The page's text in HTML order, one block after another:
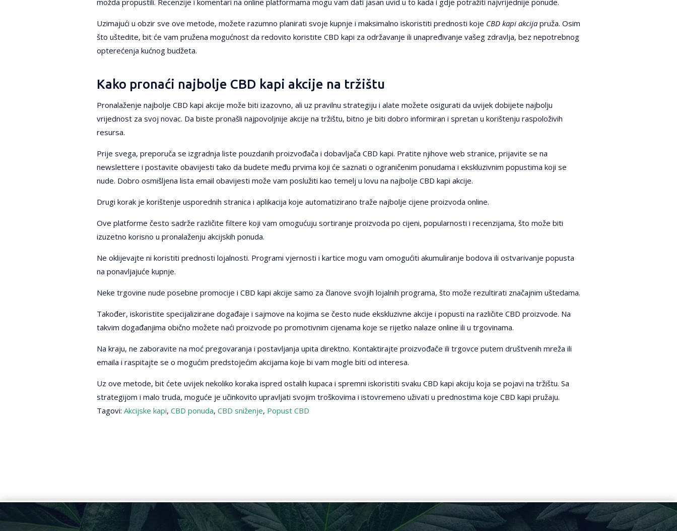
Uzimajući u obzir sve ove metode, možete razumno planirati svoje kupnje i maksimalno iskoristiti prednosti koje CBD kapi akcija pruža. Osim
što uštedite, bit će vam pružena mogućnost da redovito koristite CBD kapi za održavanje ili unapređivanje vašeg zdravlja, bez nepotrebnog
opterećenja kućnog budžeta.
Kako pronaći najbolje CBD kapi akcije na tržištu
Pronalaženje najbolje CBD kapi akcije može biti izazovno, ali uz pravilnu strategiju i alate možete osigurati da uvijek dobijete najbolju
vrijednost za svoj novac. Da biste pronašli najpovoljnije akcije na tržištu, bitno je biti dobro informiran i spretan u korištenju raspoloživih
resursa.
Prije svega, preporuča se izgradnja liste pouzdanih proizvođača i dobavljača CBD kapi. Pratite njihove web stranice, prijavite se na
newslettere i postavite obavijesti tako da budete među prvima koji će saznati o ograničenim ponudama i ekskluzivnim popustima koji se
nude. Dobro osmišljena lista email obavijesti može vam poslužiti kao temelj u lovu na najbolje CBD kapi akcije.
Drugi korak je korištenje usporednih stranica i aplikacija koje automatizirano traže najbolje cijene proizvoda online.
Ove platforme često sadrže različite filtere koji vam omogućuju sortiranje proizvoda po cijeni, popularnosti i recenzijama, što može biti
izuzetno korisno u pronalaženju akcijskih ponuda.
Ne oklijevajte ni koristiti prednosti lojalnosti. Programi vjernosti i kartice mogu vam omogućiti akumuliranje bodova ili ostvarivanje popusta
na ponavljajuće kupnje.
Neke trgovine nude posebne promocije i CBD kapi akcije samo za članove svojih lojalnih programa, što može rezultirati značajnim uštedama.
Također, iskoristite specijalizirane događaje i sajmove na kojima se često nude ekskluzivne akcije i popusti na različite CBD proizvode. Na
takvim događanjima obično možete naći proizvode po promotivnim cijenama koje se rijetko nalaze online ili u trgovinama.
Na kraju, ne zaboravite na moć pregovaranja i postavljanja upita direktno. Kontaktirajte proizvođače ili trgovce putem društvenih mreža ili
emaila i raspitajte se o mogućim predstojećim akcijama koje bi vam mogle biti od interesa.
Uz ove metode, bit ćete uvijek nekoliko koraka ispred ostalih kupaca i spremni iskoristiti svaku CBD kapi akciju koja se pojavi na tržištu. Sa
strategijom i malo truda, moguće je učinkovito upravljati svojim troškovima i istovremeno uživati u prednostima koje CBD kapi pružaju.
Tagovi: Akcijske kapi, CBD ponuda, CBD sniženje, Popust CBD